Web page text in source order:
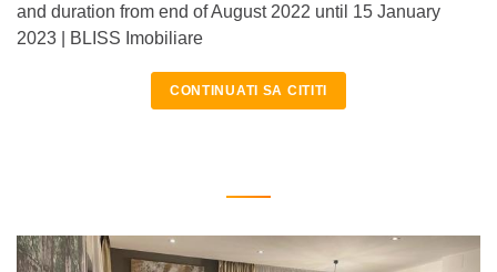
and duration from end of August 2022 until 15 January
2023 | BLISS Imobiliare
CONTINUATI SA CITITI